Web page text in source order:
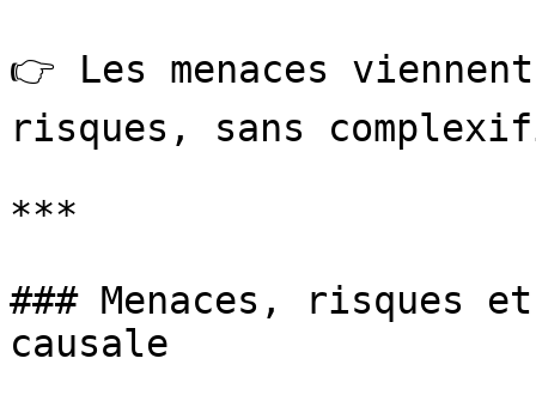
👉 Les menaces
risques, sans
***
### Menaces, risques
causale